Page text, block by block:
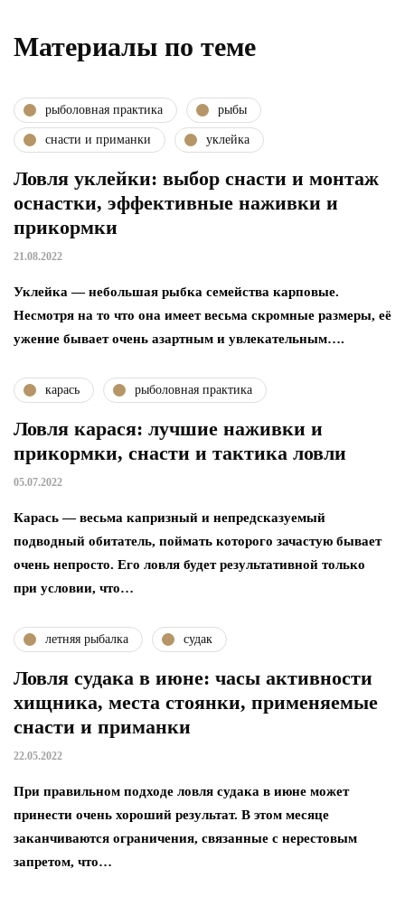
Материалы по теме
рыболовная практика рыбы
снасти и приманки уклейка
Ловля уклейки: выбор снасти и монтаж
оснастки, эффективные наживки и
прикормки
21.08.2022
Уклейка — небольшая рыбка семейства карповые.
Несмотря на то что она имеет весьма скромные размеры, её
ужение бывает очень азартным и увлекательным….
карась рыболовная практика
Ловля карася: лучшие наживки и
прикормки, снасти и тактика ловли
05.07.2022
Карась — весьма капризный и непредсказуемый
подводный обитатель, поймать которого зачастую бывает
очень непросто. Его ловля будет результативной только
при условии, что…
летняя рыбалка судак
Ловля судака в июне: часы активности
хищника, места стоянки, применяемые
снасти и приманки
22.05.2022
При правильном подходе ловля судака в июне может
принести очень хороший результат. В этом месяце
заканчиваются ограничения, связанные с нерестовым
запретом, что…